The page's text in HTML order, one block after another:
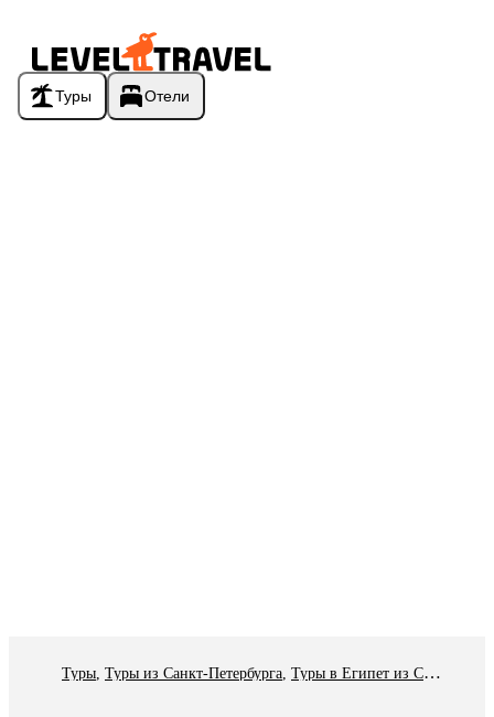
Туры Отели
Туры Туры из Санкт-Петербурга Туры в Египет из Санкт-Петербурга